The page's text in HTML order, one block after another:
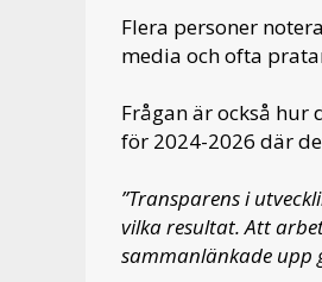
Flera personer
media och ofta
Frågan är också
för 2024-2026 där
”Transparens i
vilka resultat. Att
sammanlänkade upp­